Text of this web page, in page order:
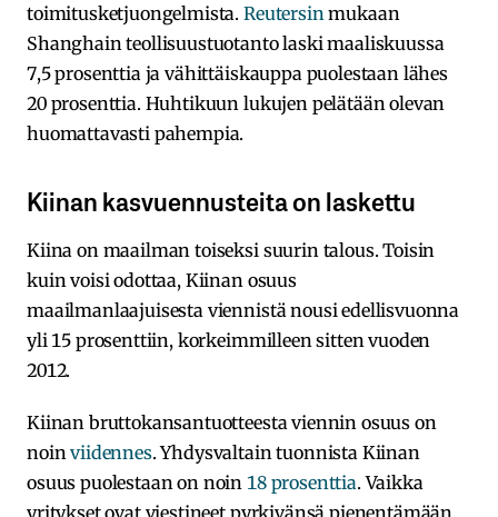
toimitusketjuongelmista. Reutersin mukaan
Shanghain teollisuustuotanto laski maaliskuussa
7,5 prosenttia ja vähittäiskauppa puolestaan lähes
20 prosenttia. Huhtikuun lukujen pelätään olevan
huomattavasti pahempia.
Kiinan kasvuennusteita on laskettu
Kiina on maailman toiseksi suurin talous. Toisin
kuin voisi odottaa, Kiinan osuus
maailmanlaajuisesta viennistä nousi edellisvuonna
yli 15 prosenttiin, korkeimmilleen sitten vuoden
2012.
Kiinan bruttokansantuotteesta viennin osuus on
noinviidennes. Yhdysvaltain tuonnista Kiinan
osuus puolestaan on noin 18 prosenttia. Vaikka
yritykset ovat viestineet pyrkivänsä pienentämään